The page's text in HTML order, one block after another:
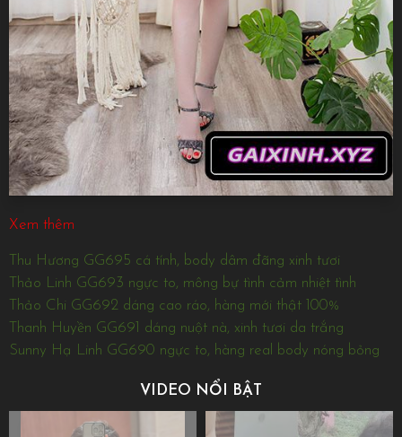
Xem thêm
Thu Hương GG695 cá tính, body dâm đãng xinh tươi
Thảo Linh GG693 ngực to, mông bự tình cảm nhiệt tình
Thảo Chi GG692 dáng cao ráo, hàng mới thật 100%
Thanh Huyền GG691 dáng nuột nà, xinh tươi da trắng
Sunny Hạ Linh GG690 ngực to, hàng real body nóng bỏng
VIDEO NỔI BẬT